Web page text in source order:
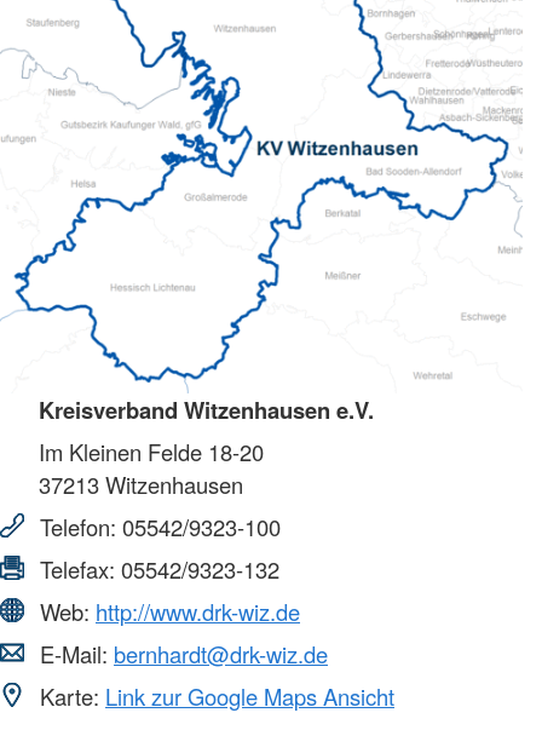
Kreisverband Witzenhausen e.V.
Im Kleinen Felde 18-20
37213Witzenhausen
Telefon: 05542/9323-100
Telefax: 05542/9323-132
Web: http://www.drk-wiz.de
E-Mail: bernhardt@drk-wiz.de
Karte: Link zur Google Maps Ansicht